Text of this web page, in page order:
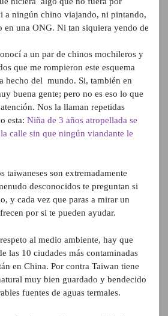
a ningún chino viajando, ni pintando,
en una ONG. Ni tan siquiera yendo de
a un par de chinos mochileros y
que me rompieron este esquema
hecho del mundo. Si, también en
buena gente; pero no es eso lo que
Nos la llaman repetidas
esta: Niña de 3 años atropellada se
calle sin que ningún viandante le
taiwaneses son extremadamente
desconocidos te preguntan si
y cada vez que paras a mirar un
por si te pueden ayudar.
al medio ambiente, hay que
las 10 ciudades más contaminadas
en China. Por contra Taiwan tiene
muy bien guardado y bendecido
fuentes de aguas termales.